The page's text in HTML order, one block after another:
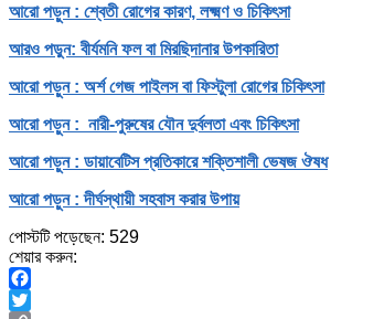
আরো পড়ুন : শ্বেতী রোগের কারণ, লক্ষ্মণ ও চিকিৎসা
আরও পড়ুন: বীর্যমনি ফল বা মিরছিদানার উপকারিতা
আরো পড়ুন : অর্শ গেজ পাইলস বা ফিস্টুলা রোগের চিকিৎসা
আরো পড়ুন : নারী-পুরুষের যৌন দুর্বলতা এবং চিকিৎসা
আরো পড়ুন : ডায়াবেটিস প্রতিকারে শক্তিশালী ভেষজ ঔষধ
আরো পড়ুন : দীর্ঘস্থায়ী সহবাস করার উপায়
পোস্টটি পড়েছেন: 529
শেয়ার করুন:
Facebook